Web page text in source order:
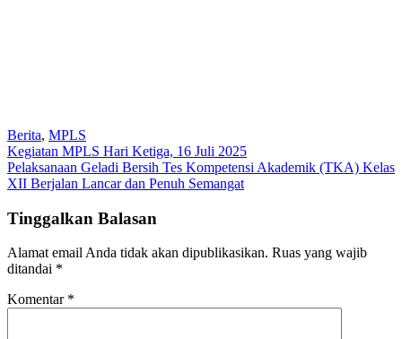
Berita, MPLS
Navigasi
pos
Kegiatan MPLS Hari Ketiga, 16 Juli 2025
Pelaksanaan Geladi Bersih Tes Kompetensi Akademik (TKA) Kelas
XII Berjalan Lancar dan Penuh Semangat
Tinggalkan Balasan
Alamat email Anda tidak akan dipublikasikan. Ruas yang wajib
ditandai *
Komentar *